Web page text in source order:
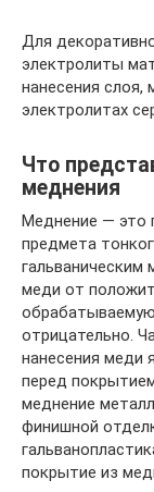
Для
электролиты
нанесения
электролитах
Что
меднения
Меднение — это
предмета
гальваническим
меди от
отрицательно.
нанесения меди
перед
меднение
финишной
покрытие из